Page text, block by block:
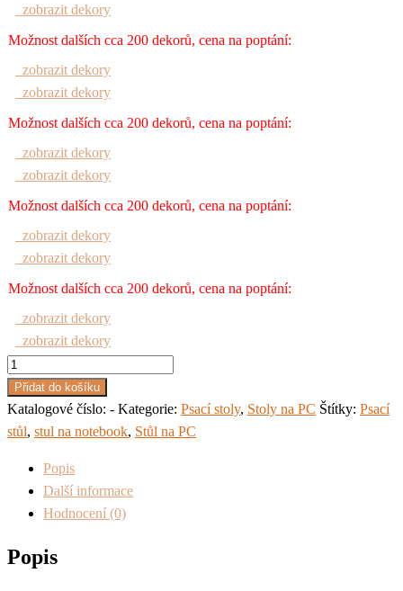
zobrazit dekory
Možnost dalších cca 200 dekorů, cena na poptání:
zobrazit dekory
zobrazit dekory
Možnost dalších cca 200 dekorů, cena na poptání:
zobrazit dekory
zobrazit dekory
Možnost dalších cca 200 dekorů, cena na poptání:
zobrazit dekory
zobrazit dekory
Možnost dalších cca 200 dekorů, cena na poptání:
zobrazit dekory
zobrazit dekory
Psací
stůl
na
PC
cink
č.571
Přidat do košíku
Katalogové číslo: - Kategorie: Psací stoly, Stoly na PC Štítky: Psací
stůl, stul na notebook, Stůl na PC
Popis
Další informace
Hodnocení (0)
Popis